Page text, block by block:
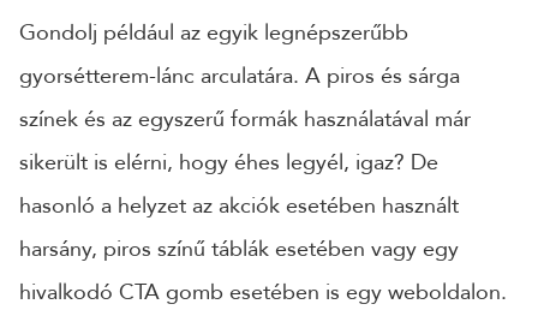
Gondolj például az egyik legnépszerűbb
gyorsétterem-lánc arculatára. A piros és sárga
színek és az egyszerű formák használatával már
sikerült is elérni, hogy éhes legyél, igaz? De
hasonló a helyzet az akciók esetében használt
harsány, piros színű táblák esetében vagy egy
hivalkodó CTA gomb esetében is egy weboldalon.